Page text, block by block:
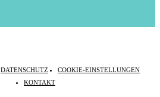
DATENSCHUTZ
COOKIE-EINSTELLUNGEN
KONTAKT